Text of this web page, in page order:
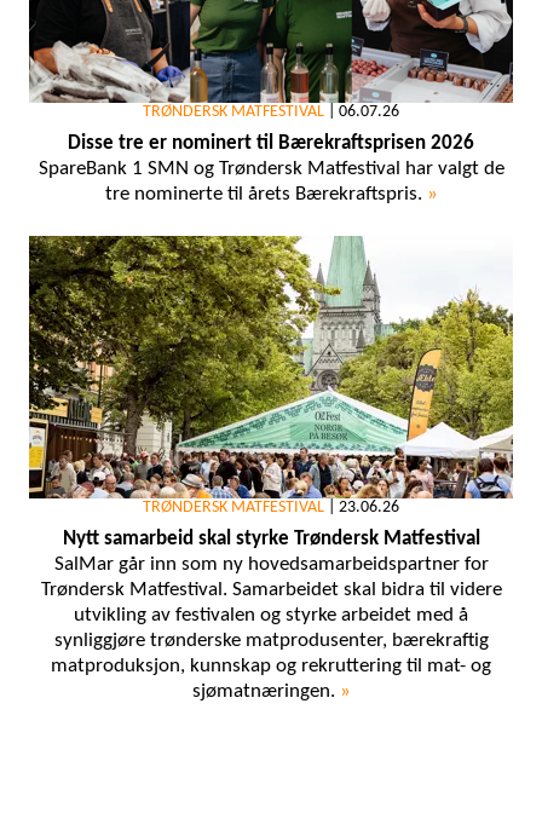
TRØNDERSK MATFESTIVAL 06.07.26
Disse tre er nominert til Bærekraftsprisen 2026
SpareBank 1 SMN og Trøndersk Matfestival har valgt de
tre nominerte til årets Bærekraftspris. »
TRØNDERSK MATFESTIVAL 23.06.26
Nytt samarbeid skal styrke Trøndersk Matfestival
SalMar går inn som ny hovedsamarbeidspartner for
Trøndersk Matfestival. Samarbeidet skal bidra til videre
utvikling av festivalen og styrke arbeidet med å
synliggjøre trønderske matprodusenter, bærekraftig
matproduksjon, kunnskap og rekruttering til mat- og
sjømatnæringen. »